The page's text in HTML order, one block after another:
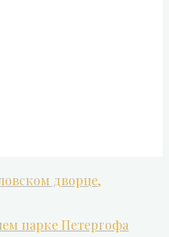
дворце,
парке Петергофа